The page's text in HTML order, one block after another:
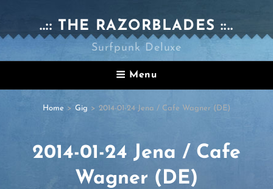
..:: THE RAZORBLADES ::..
Surfpunk Deluxe
Menu
Home > Gig > 2014-01-24 Jena / Cafe Wagner (DE)
2014-01-24 Jena / Cafe
Wagner (DE)